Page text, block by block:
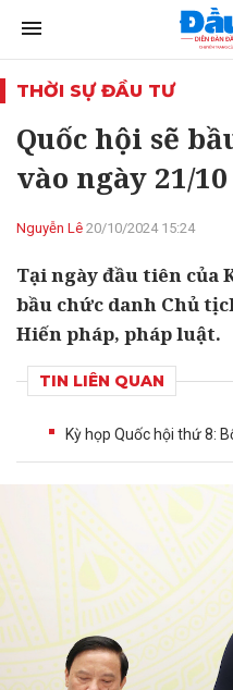
THỜI SỰ ĐẦU TƯ
Quốc hội sẽ
vào ngày 21/10
Nguyễn Lê 20/10/2024 15:24
Tại ngày đầu tiên của
bầu chức danh Chủ
Hiến pháp, pháp luật.
TIN LIÊN QUAN
Kỳ họp Quốc hội thứ 8: